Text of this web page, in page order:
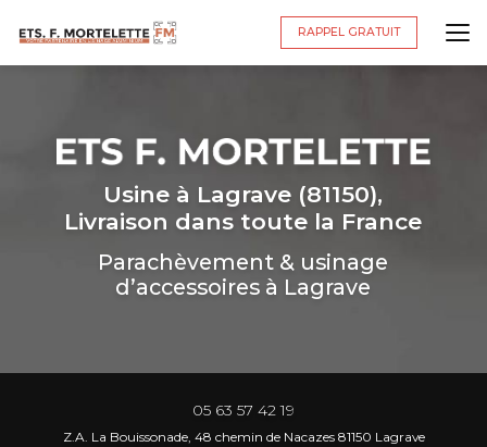
principal
RAPPEL GRATUIT
Usine à Lagrave (81150),
Livraison dans toute la France
Parachèvement & usinage
d’accessoires à Lagrave
05 63 57 42 19
Z.A. La Bouissonade, 48 chemin de Nacazes 81150 Lagrave